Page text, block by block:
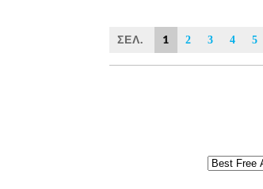
ΣΕΛ. 1 2 3 4 5